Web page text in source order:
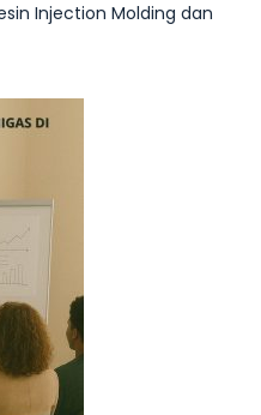
Injection Molding dan